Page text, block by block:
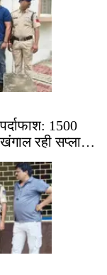
1500
रही सप्लाई